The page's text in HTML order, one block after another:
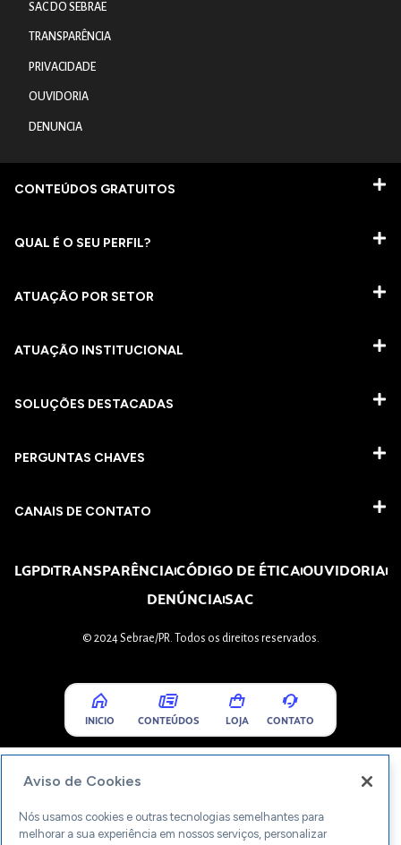
SAC DO SEBRAE
TRANSPARÊNCIA
PRIVACIDADE
OUVIDORIA
DENUNCIA
CONTEÚDOS GRATUITOS
QUAL É O SEU PERFIL?
ATUAÇÃO POR SETOR
ATUAÇÃO INSTITUCIONAL
SOLUÇÕES DESTACADAS
PERGUNTAS CHAVES​
CANAIS DE CONTATO
LGPDTRANSPARÊNCIACÓDIGO DE ÉTICAOUVIDORIA
DENÚNCIASAC
© 2024 Sebrae/PR. Todos os direitos reservados.
INICIO CONTEÚDOS LOJA CONTATO
Aviso de Cookies
Nós usamos cookies e outras tecnologias semelhantes para
melhorar a sua experiência em nossos serviços, personalizar